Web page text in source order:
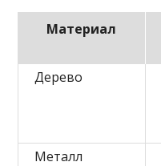
Материал
Дерево
Металл